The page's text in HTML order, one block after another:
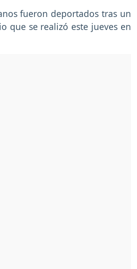
fueron deportados tras un
que se realizó este jueves en